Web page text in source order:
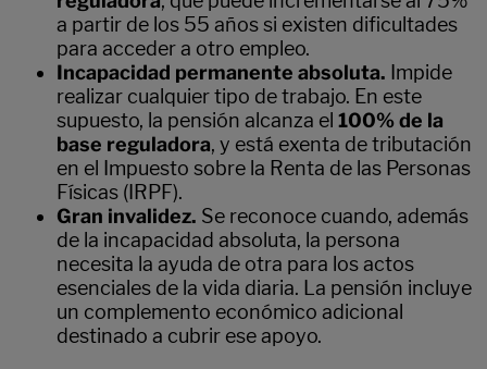
a partir de los 55 años si existen dificultades
para acceder a otro empleo.
Incapacidad permanente absoluta. Impide
realizar cualquier tipo de trabajo. En este
supuesto, la pensión alcanza el 100% de la
base reguladora, y está exenta de tributación
en el Impuesto sobre la Renta de las Personas
Físicas (IRPF).
Gran invalidez. Se reconoce cuando, además
de la incapacidad absoluta, la persona
necesita la ayuda de otra para los actos
esenciales de la vida diaria. La pensión incluye
un complemento económico adicional
destinado a cubrir ese apoyo.